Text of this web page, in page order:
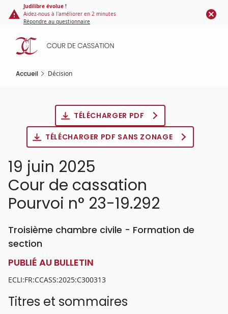
Panneau de gestion des cookies
contenu
principal
Judilibre évolue !
Aidez-nous à l'améliorer en 2 minutes
Répondre au questionnaire
Accueil Décision
TÉLÉCHARGER PDF
TÉLÉCHARGER PDF SANS ZONAGE
19 juin 2025
Cour de cassation
Pourvoi n° 23-19.292
Troisième chambre civile - Formation de
section
PUBLIÉ AU BULLETIN
ECLI:FR:CCASS:2025:C300313
Titres et sommaires